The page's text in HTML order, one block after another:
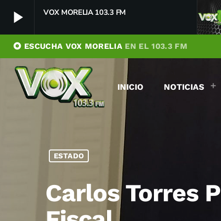
play_arrow VOX MORELIA 103.3 FM
play_arrow VOX MORELIA 103.3 FM
Player Debug
pushFeed = INITIALIZE1785977314710
newFeedReading = REITERATE - 1785977314712
newFeedReading = REITERATE - 1785977314788
album ESCUCHA VOX MORELIA EN EL 103.3 FM
INICIO NOTICIAS
ESTADO
Carlos Torres